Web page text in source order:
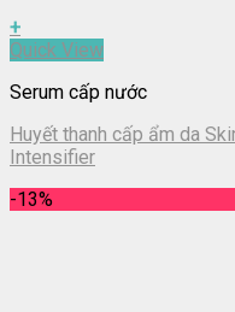
+
Quick View
Serum cấp nước
Huyết thanh cấp ẩm da
Intensifier
-13%